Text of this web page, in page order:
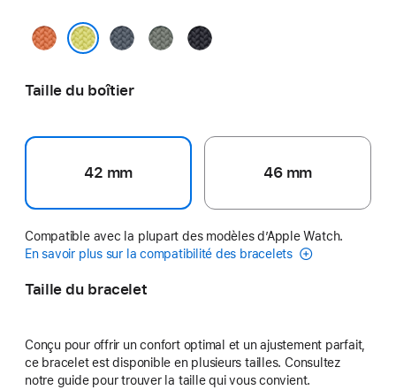
Curcuma
Bleu
Gris
Minuit
Taille du boîtier
42 mm 46 mm
Compatible avec la plupart des modèles d’Apple Watch.
En savoir plus sur la compatibilité des bracelets
Taille du bracelet
Conçu pour offrir un confort optimal et un ajustement parfait,
ce bracelet est disponible en plusieurs tailles. Consultez
notre guide pour trouver la taille qui vous convient.